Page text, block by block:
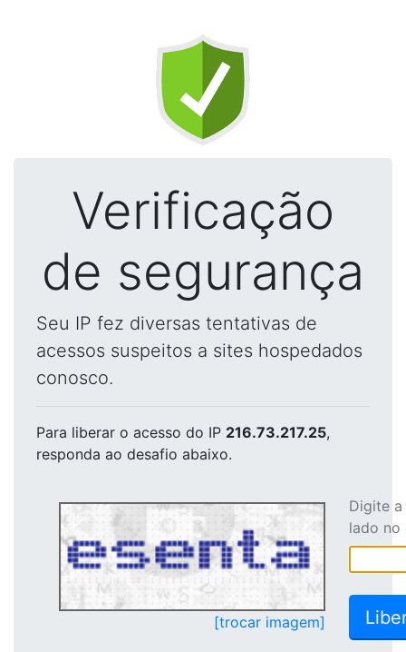
Verificação
de segurança
Seu IP fez diversas tentativas de
acessos suspeitos a sites hospedados
conosco.
Para liberar o acesso do IP 216.73.217.25,
responda ao desafio abaixo.
[trocar imagem]
Digite
lado no